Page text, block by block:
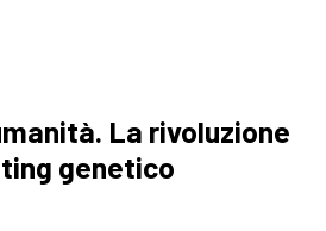
La rivoluzione
genetico